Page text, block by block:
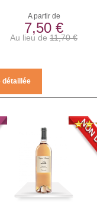
A partir de
7,50 €
Au lieu de 11,70 €
détaillée